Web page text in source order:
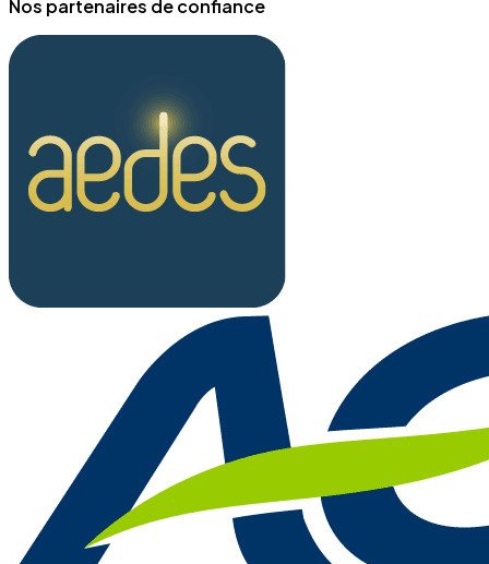
Nos partenaires de confiance